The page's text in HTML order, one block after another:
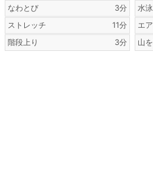
なわとび
3分
ストレッチ
11分
階段上り
3分
水泳
エ
山